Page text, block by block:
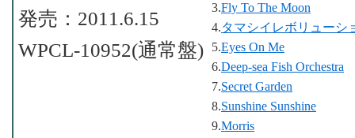
3.Fly To The Moon
4.タマシイレボリューシ
5.Eyes On Me
6.Deep-sea Fish Orchestra
7.Secret Garden
8.Sunshine Sunshine
9.Morris
発売：2011.6.15
WPCL-10952(通常盤)